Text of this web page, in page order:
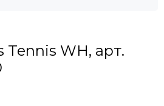
Tennis WH, арт.